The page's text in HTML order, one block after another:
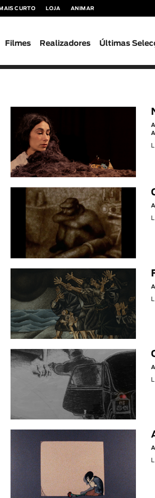
CURTO LOJA ANIMAR
Filmes Realizadores Últimas